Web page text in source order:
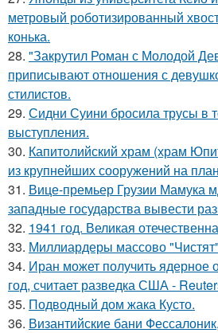
метровый роботизированный
конька.
28. "Закрутил Роман с Молодой
приписывают отношения с
стилистов.
29. Сидни Суини бросила трусы в
выступления.
30. Капитолийский храм (храм
из крупнейших сооружений на
31. Вице-премьер Грузии Мамука
западные государства вывести
32. 1941 год. Великая
33. Миллиардеры массово
34. Иран может получить ядерное
год, считает разведка США -
35. Подводный дом жака Кусто.
36. Византийские бани